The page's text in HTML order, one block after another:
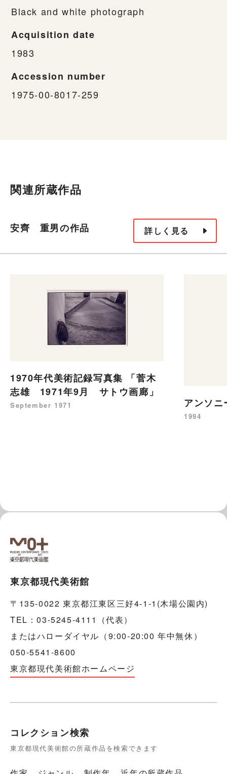
Black and white photograph
Acquisition date
1983
Accession number
1975-00-8017-259
関連所蔵作品
安齊 重男の作品 詳しく見る
1970年代美術記録写真集 「菅木
志雄 1971年9月 サトウ画廊」
September 1971 アンソ
1994
東京都現代美術館
〒135-0022 東京都江東区三好4-1-1(木場公園内)
TEL：03-5245-4111（代表）
またはハローダイヤル（9:00-20:00 年中無休）
050-5541-8600
東京都現代美術館ホームページ
コレクション検索
東京都現代美術館の所蔵作品を検索できます